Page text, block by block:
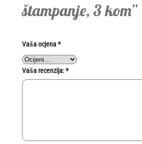
štampanje, 3 kom”
Vaša ocjena*
Vaša recenzija:*